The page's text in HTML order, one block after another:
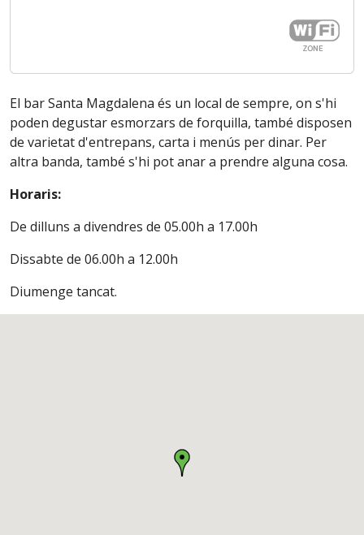
El bar Santa Magdalena és un local de sempre, on s'hi
poden degustar esmorzars de forquilla, també disposen
de varietat d'entrepans, carta i menús per dinar. Per
altra banda, també s'hi pot anar a prendre alguna cosa.
Horaris:
De dilluns a divendres de 05.00h a 17.00h
Dissabte de 06.00h a 12.00h
Diumenge tancat.